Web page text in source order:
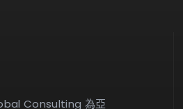
Consulting 為亞